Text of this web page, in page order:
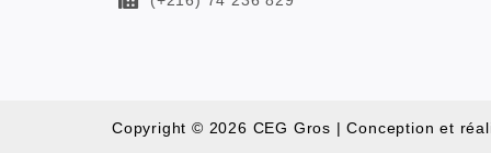
Copyright © 2026 CEG Gros | Conception et